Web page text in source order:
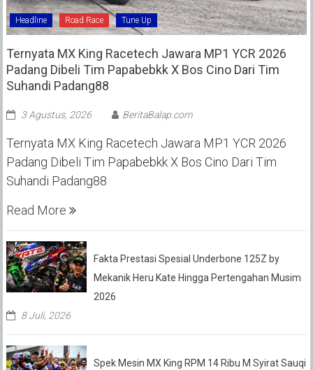
Headline Road Race Tune Up
Ternyata MX King Racetech Jawara MP1 YCR 2026
Padang Dibeli Tim Papabebkk X Bos Cino Dari Tim
Suhandi Padang88
3 Agustus, 2026 BeritaBalap.com
Ternyata MX King Racetech Jawara MP1 YCR 2026
Padang Dibeli Tim Papabebkk X Bos Cino Dari Tim
Suhandi Padang88
Read More
Fakta Prestasi Spesial Underbone 125Z by
Mekanik Heru Kate Hingga Pertengahan Musim
2026
8 Juli, 2026
Spek Mesin MX King RPM 14 Ribu M Syirat Sauqi